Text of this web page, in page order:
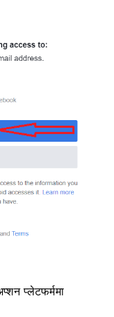
प्लेटफर्ममा